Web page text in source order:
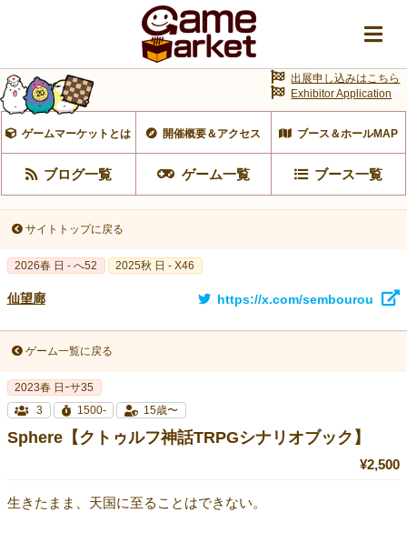
ゲームマーケットとは 開催概要＆アクセス ブース＆ホールMAP
ブログ一覧 ゲーム一覧 ブース一覧
出展申し込みはこちら
Exhibitor Application
サイトトップに戻る
2026春 日 - へ52 2025秋 日 - X46
仙望廊 https://x.com/sembourou
ゲーム一覧に戻る
2023春 日ｰサ35
3
1500- 15歳〜
Sphere【クトゥルフ神話TRPGシナリオブック】
¥2,500
生きたまま、天国に至ることはできない。